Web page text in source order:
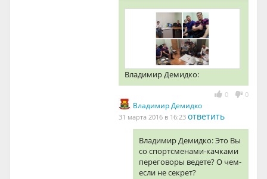
Владимир Демидко:
0 0
Владимир Демидко
31 марта 2016 в 16:23 ответить
Владимир Демидко: Это Вы
со спортсменами-качками
переговоры ведете? О чем-
если не секрет?